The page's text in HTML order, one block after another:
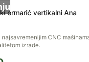
ormarić vertikalni Ana
najsavremenijim CNC
izrade.